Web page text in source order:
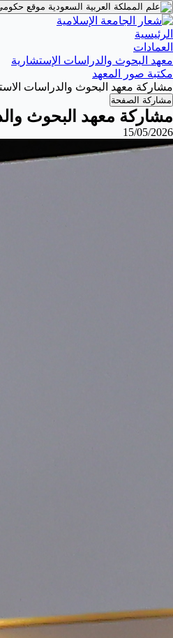
موقع
الرئيسية
العمادات
معهد البحوث والدراسات الإستشارية
مكتبة صور المعهد
‏مشاركة معهد البحوث والدراسات
مشاركة الصفحة
‏مشاركة معهد البحوث
15/05/2026